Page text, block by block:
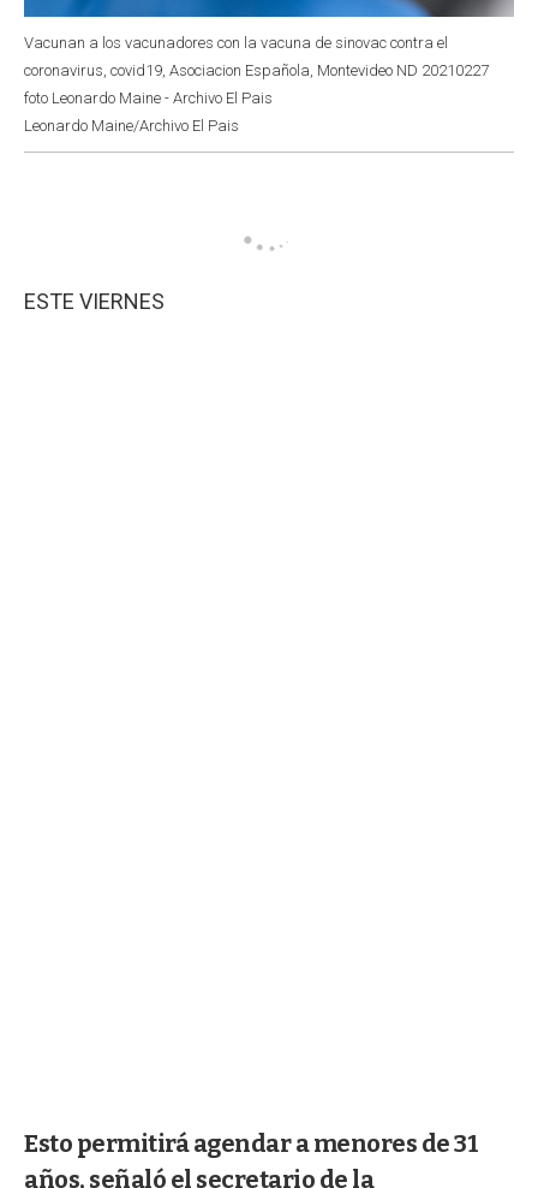
Vacunan a los vacunadores con la vacuna de sinovac contra el
coronavirus, covid19, Asociacion Española, Montevideo ND 20210227
foto Leonardo Maine - Archivo El Pais
Leonardo Maine/Archivo El Pais
ESTE VIERNES
Esto permitirá agendar a menores de 31
años, señaló el secretario de la